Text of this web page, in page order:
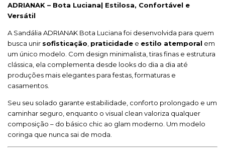
ADRIANAK – Bota Luciana| Estilosa, Confortável e
Versátil
A Sandália ADRIANAK Bota Luciana foi desenvolvida para quem
busca unir sofisticação praticidade e estilo atemporal em
um único modelo. Com design minimalista, tiras finas e estrutura
clássica, ela complementa desde looks do dia a dia até
produções mais elegantes para festas, formaturas e
casamentos.
Seu seu solado garante estabilidade, conforto prolongado e um
caminhar seguro, enquanto o visual clean valoriza qualquer
composição – do básico chic ao glam moderno. Um modelo
coringa que nunca sai de moda.